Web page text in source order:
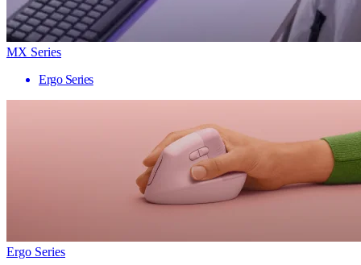
MX Series
Ergo Series
Ergo Series